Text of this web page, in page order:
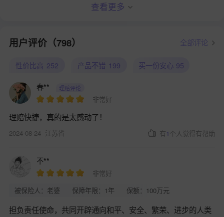
查看更多
用户评价（798） 全部评论
性价比高 252 产品不错 199 买一份安心 95
春** 理赔评论
非常好
理赔快捷，真的是太感动了！
2024-08-24 江苏省 有 1 个人觉得有帮助
不**
非常好
被保险人：老婆
保障年限：1年 保额：100万元
担负责任使命，共同开辟通向和平、安全、繁荣、进步的人类